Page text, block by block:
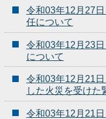
令和03年12月27
任について
令和03年12月23
について
令和03年12月21
した火災を受けた
令和03年12月21